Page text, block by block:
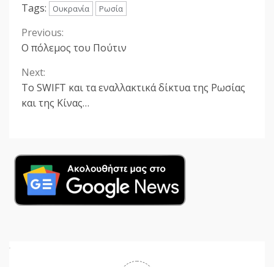
Tags: Ουκρανία Ρωσία
Continue
Reading
Previous:
Ο πόλεμος του Πούτιν
Next:
Το SWIFT και τα εναλλακτικά δίκτυα της Ρωσίας
και της Κίνας…